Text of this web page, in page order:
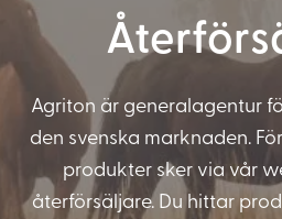
Agriton är generalagentur
den svenska marknaden.
produkter sker via vår
återförsäljare. Du hittar